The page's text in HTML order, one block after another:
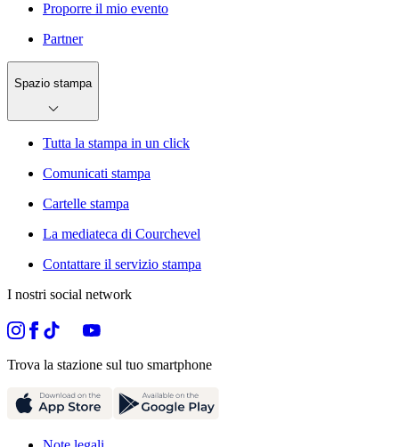
Proporre il mio evento
Partner
Spazio stampa
Tutta la stampa in un click
Comunicati stampa
Cartelle stampa
La mediateca di Courchevel
Contattare il servizio stampa
I nostri social network
Trova la stazione sul tuo smartphone